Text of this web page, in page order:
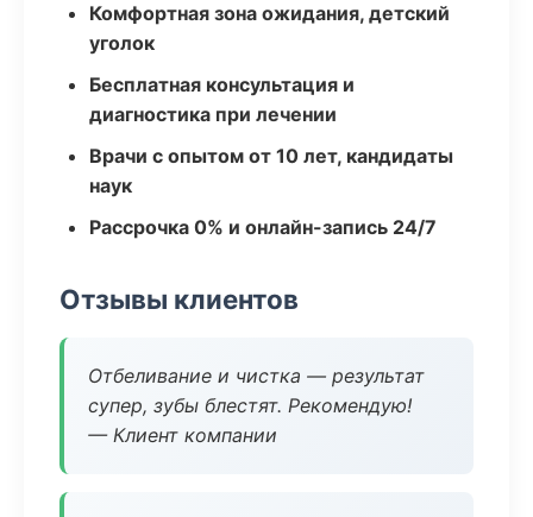
Комфортная зона ожидания, детский
уголок
Бесплатная консультация и
диагностика при лечении
Врачи с опытом от 10 лет, кандидаты
наук
Рассрочка 0% и онлайн-запись 24/7
Отзывы клиентов
Отбеливание и чистка — результат
супер, зубы блестят. Рекомендую!
— Клиент компании